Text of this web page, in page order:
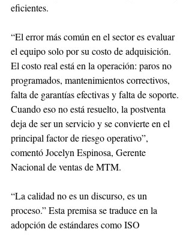
eficientes.
“El error más común en el sector es evaluar
el equipo solo por su costo de adquisición.
El costo real está en la operación: paros no
programados, mantenimientos correctivos,
falta de garantías efectivas y falta de soporte.
Cuando eso no está resuelto, la postventa
deja de ser un servicio y se convierte en el
principal factor de riesgo operativo”,
comentó Jocelyn Espinosa, Gerente
Nacional de ventas de MTM.
“La calidad no es un discurso, es un
proceso.” Esta premisa se traduce en la
adopción de estándares como ISO